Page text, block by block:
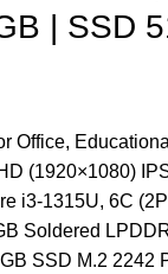
| SSD
Office, Educational
(1920×1080)
i3-1315U, 6C
Soldered
SSD M.2 2242